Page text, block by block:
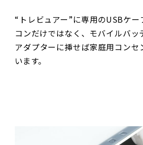
“トレビュアー”に専用のUSBケー
コンだけではなく、モバイルバッ
アダプターに挿せば家庭用コンセ
います。